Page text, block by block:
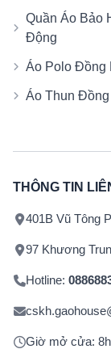
Quần Áo Bảo
Động
Áo Polo Đồng
Áo Thun
THÔNG TIN
401B Vũ Tông
97 Khương
Hotline:
Giờ mở cửa: